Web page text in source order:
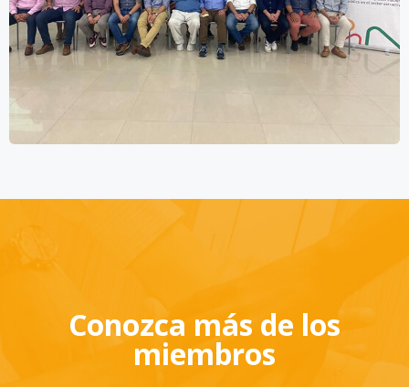
Conozca más de los
miembros